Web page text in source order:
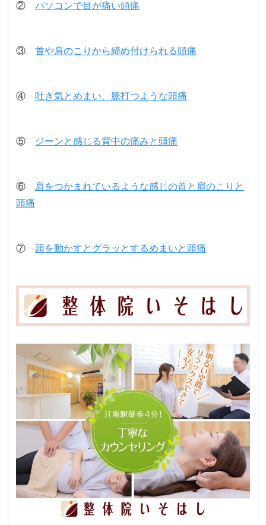
②パソコンで目が痛い頭痛
③首や肩のこりから締め付けられる頭痛
④ 吐き気とめまい、脈打つような頭痛
⑤ ジーンと感じる背中の痛みと頭痛
⑥
肩をつかまれているような感じの首と肩のこりと
頭痛
⑦頭を動かすとグラッとするめまいと頭痛